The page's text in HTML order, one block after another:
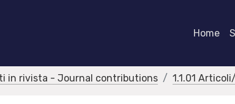
Home
in rivista - Journal contributions 1.1.01